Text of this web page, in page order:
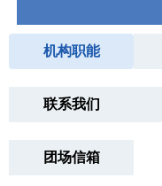
机构职能
联系我们
团场信箱